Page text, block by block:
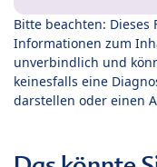
Bitte beachten:
Informationen zum
unverbindlich und
keinesfalls eine
darstellen oder einen